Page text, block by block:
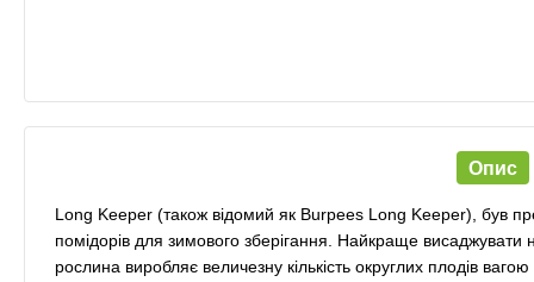
Опис
Long Keeper (також відомий як Burpees Long Keeper), був
помідорів для зимового зберігання. Найкраще
рослина виробляє величезну кількість округлих плодів